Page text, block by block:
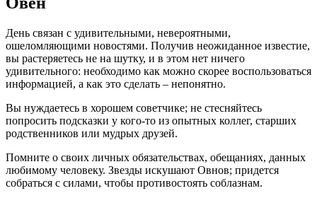
День связан с удивительными, невероятными,
ошеломляющими новостями. Получив неожиданное известие,
вы растеряетесь не на шутку, и в этом нет ничего
удивительного: необходимо как можно скорее воспользоваться
информацией, а как это сделать – непонятно.
Вы нуждаетесь в хорошем советчике; не стесняйтесь
попросить подсказки у кого-то из опытных коллег, старших
родственников или мудрых друзей.
Помните о своих личных обязательствах, обещаниях, данных
любимому человеку. Звезды искушают Овнов; придется
собраться с силами, чтобы противостоять соблазнам.